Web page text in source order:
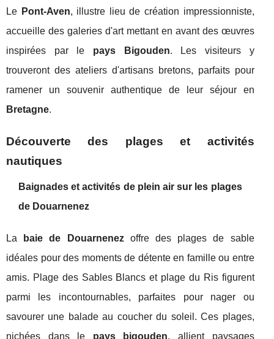
Le Pont-Aven, illustre lieu de création impressionniste,
accueille des galeries d'art mettant en avant des œuvres
inspirées par le pays Bigouden. Les visiteurs y
trouveront des ateliers d'artisans bretons, parfaits pour
ramener un souvenir authentique de leur séjour en
Bretagne.
Découverte des plages et activités
nautiques
Baignades et activités de plein air sur les plages
de Douarnenez
La baie de Douarnenezoffre des plages de sable
idéales pour des moments de détente en famille ou entre
amis. Plage des Sables Blancs et plage du Ris figurent
parmi les incontournables, parfaites pour nager ou
savourer une balade au coucher du soleil. Ces plages,
nichées dans le pays bigouden, allient paysages